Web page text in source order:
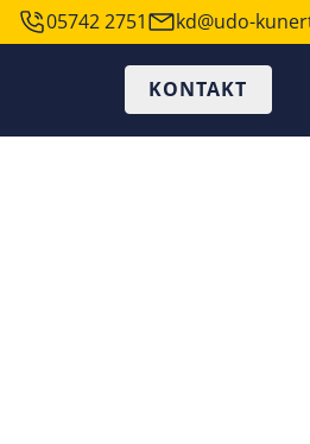
05742 2751
kd@udo-
KONTAKT